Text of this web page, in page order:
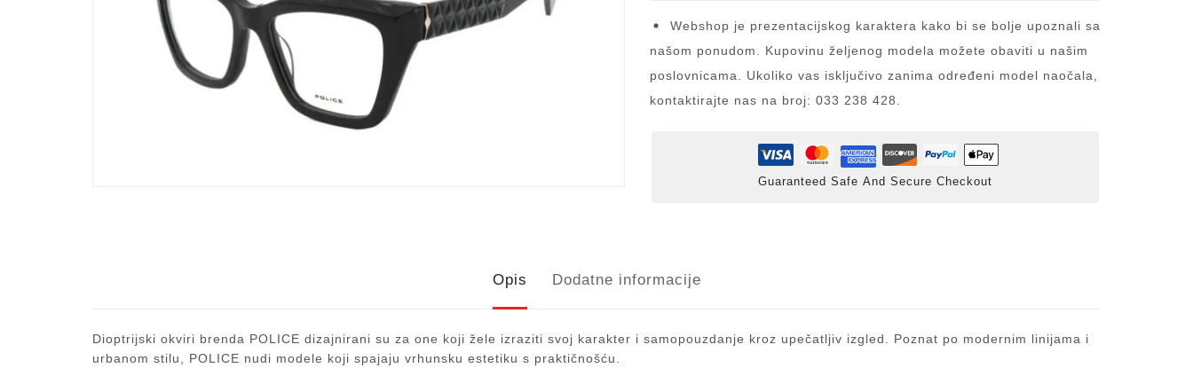
Webshop je prezentacijskog karaktera kako bi se bolje upoznali sa
našom ponudom. Kupovinu željenog modela možete obaviti u našim
poslovnicama. Ukoliko vas isključivo zanima određeni model naočala,
kontaktirajte nas na broj: 033 238 428.
Guaranteed Safe And Secure Checkout
Opis Dodatne informacije
Dioptrijski okviri brenda POLICE dizajnirani su za one koji žele izraziti svoj karakter i samopouzdanje kroz upečatljiv izgled. Poznat po modernim linijama i
urbanom stilu, POLICE nudi modele koji spajaju vrhunsku estetiku s praktičnošću.